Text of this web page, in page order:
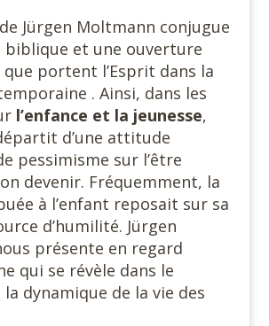
Jürgen Moltmann conjugue
biblique et une ouverture
portent l’Esprit dans la
. Ainsi, dans les
l’enfance et la jeunesse,
d’une attitude
pessimisme sur l’être
devenir. Fréquemment, la
à l’enfant reposait sur sa
d’humilité. Jürgen
présente en regard
qui se révèle dans le
dynamique de la vie des